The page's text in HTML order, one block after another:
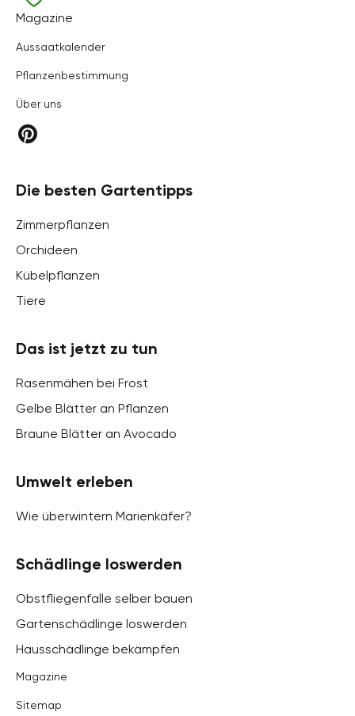
Hortica
Magazine
Aussaatkalender
Pflanzenbestimmung
Über uns
Die besten Gartentipps
Zimmerpflanzen
Orchideen
Kübelpflanzen
Tiere
Das ist jetzt zu tun
Rasenmähen bei Frost
Gelbe Blätter an Pflanzen
Braune Blätter an Avocado
Umwelt erleben
Wie überwintern Marienkäfer?
Schädlinge loswerden
Obstfliegenfalle selber bauen
Gartenschädlinge loswerden
Hausschädlinge bekämpfen
Magazine
Sitemap